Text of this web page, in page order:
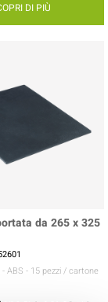
DI PIÙ
da 265 x 325
- ABS - 15 pezzi / cartone